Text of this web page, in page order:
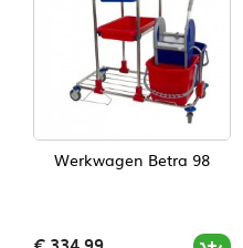
Werkwagen Betra 98